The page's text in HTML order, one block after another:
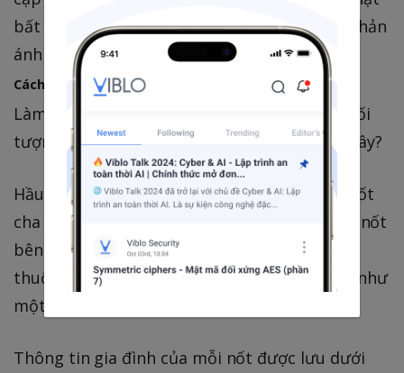
bất kỳ nút nào trong câyDOM, nó sẽ được phản
ánh trên trang web.
Cách các nốt được thiết kế
Làm thế nào các dữ liệu được lưu như một đối
tượng có thể được sắp xếp hợp lý như một cây?
Hầu hết các nốt trong một cây đều có một nốt
cha (nốt ngày phía trên nó), các nốt con (các nốt
bên dưới nó) và các anh chị em (các nốt khác
thuộc cùng một gốc). Thế là đủ điều kiện nó như
một phần tử của cây.
Thông tin gia đình của mỗi nốt được lưu dưới